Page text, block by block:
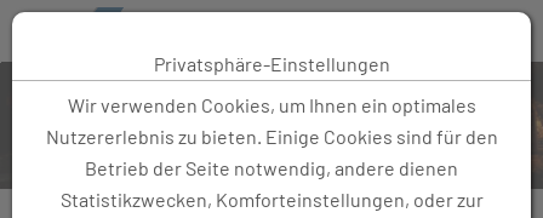
Zum Inhalt springen [AK + 0]
Zum linken senkrechten Seitenmenü springen [AK + 1]
Zum Footer-Menü unten (angedockt an Browserrand) springen
Zum Widget-Menü rechts springen [AK + 3]
Privatsphäre-Einstellungen
Wir verwenden Cookies, um Ihnen ein optimales
Nutzererlebnis zu bieten. Einige Cookies sind für den
Betrieb der Seite notwendig, andere dienen
Statistikzwecken, Komforteinstellungen, oder zur